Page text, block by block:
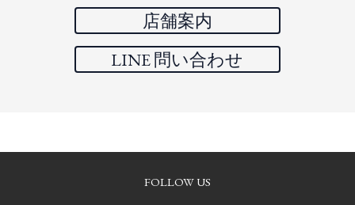
店舗案内
LINE 問い合わせ
FOLLOW US